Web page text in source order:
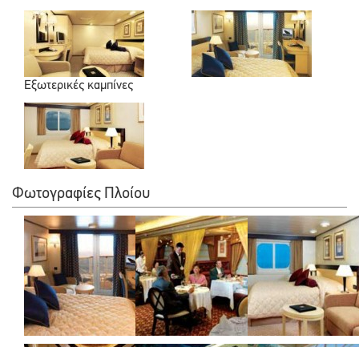
Εξωτερικές καμπίνες
Φωτογραφίες Πλοίου